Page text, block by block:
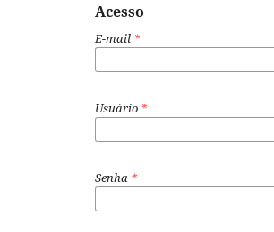
Acesso
E-mail *
Usuário *
Senha *